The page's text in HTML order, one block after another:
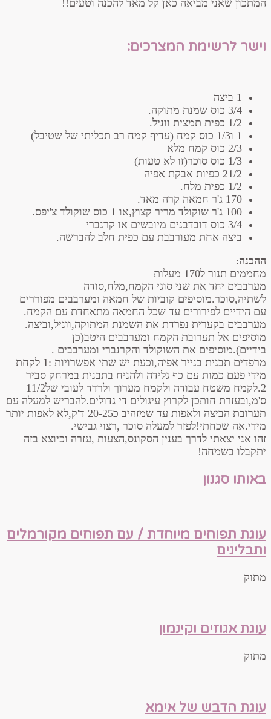
המתכון שאני מביאה כאן קל מאד להכנה וטעים!!
וישר לרשימת המצרכים:
1 ביצה
3/4 כוס שמנת מתוקה.
1/2 כפית תמצית ווניל.
1 ו1/3 כוס קמח (עדיף קמח רב תכליתי של שטיבל)
2/3 כוס קמח מלא
1/3 כוס סוכר(זו לא טעות)
21/2 כפיות אבקת אפיה
1/2 כפית מלח.
170 ג'ר חמאה קרה מאד.
100 ג'ר שוקולד מריר קצוץ,או 1 כוס שוקולד צ'יפס.
3/4 כוס דובדבנים מיובשים או קרנברי
ביצה אחת מעורבבת עם כפית חלב להברשה.
ההכנה:
מחממים תנור ל170 מעלות
מערבבים יחד את שני סוגי הקמח,מלח,סודה
לשתיה,סוכר.מוסיפים קוביות של חמאה ומערבבים מפוררים
עם הידיים לפירורים עד שכל החמאה מתאחדת עם הקמח.
מערבבים בקערית נפרדת את השמנת המתוקה,ווניל,וביצה.
מוסיפים אל תערובת הקמח ומערבבים היטב(כן
בידיים).מוסיפים את השוקולד והקרנברי ומערבבים .
מרפדים תבנית בנייר אפיה,וכעת יש שתי אפשרויות :1 לקחת
מידי פעם כמות עם כף גלידה ולהניח בתבנית במרחק סביר
2.לקמח משטח עבודה ולקמח מערוך ולרדד לעובי של11/2
ס'מ,ובעזרת חותכן לקרוץ עיגולים די גדולים.להבריש למעלה עם
תערובת הביצה ולאפות עד שמזהיב כ20-25 ד'ק,לא לאפות יותר
מידי.אה שכחתי!לפזר למעלה סוכר ,רצוי גבישי.
זהו אני יצאתי לדרך בענין הסקונס,הצעות ,עזרה וכיוצא בזה
יתקבלו בשמחה!
באותו סגנון
עוגת תפוחים מיוחדת / עם תפוחים מקורמלים
ותבלינים
מתוק
עוגת אגוזים וקינמון
מתוק
עוגת הדבש של אימא